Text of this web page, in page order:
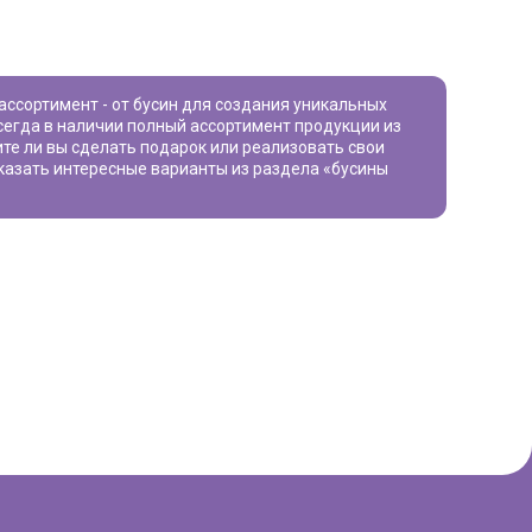
в наличии полный ассортимент продукции из
ли вы сделать подарок или реализовать свои
интересные варианты из раздела «бусины